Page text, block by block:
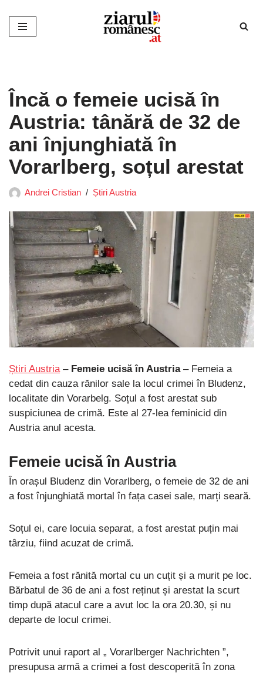
Sari
Încă o femeie ucisă în
Austria: tânără de 32 de
ani înjunghiată în
Vorarlberg, soțul arestat
Andrei Cristian Știri Austria
Știri Austria – Femeie ucisă în Austria– Femeia a
cedat din cauza rănilor sale la locul crimei în Bludenz,
localitate din Vorarbelg. Soțul a fost arestat sub
suspiciunea de crimă. Este al 27-lea feminicid din
Austria anul acesta.
Femeie ucisă în Austria
În orașul Bludenz din Vorarlberg, o femeie de 32 de ani
a fost înjunghiată mortal în fața casei sale, marți seară.
Soțul ei, care locuia separat, a fost arestat puțin mai
târziu, fiind acuzat de crimă.
Femeia a fost rănită mortal cu un cuțit și a murit pe loc.
Bărbatul de 36 de ani a fost reținut și arestat la scurt
timp după atacul care a avut loc la ora 20.30, și nu
departe de locul crimei.
Potrivit unui raport al „ Vorarlberger Nachrichten ”,
presupusa armă a crimei a fost descoperită în zona